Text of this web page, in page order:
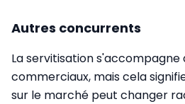
Autres concurrents
La servitisation s'accompagne
commerciaux, mais cela
sur le marché peut changer